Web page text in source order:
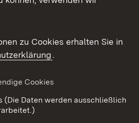
Kontakt
zu Cookies erhalten Sie in
.
Cookies
(Die Daten werden ausschließlich